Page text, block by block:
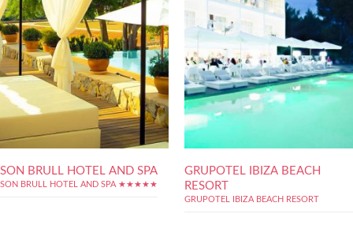
SON BRULL HOTEL AND SPA
SON BRULL HOTEL AND SPA ★★★★★
GRUPOTEL IBIZA BEACH
RESORT
GRUPOTEL IBIZA BEACH RESORT